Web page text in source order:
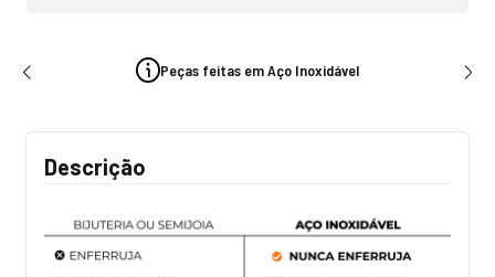
Peças feitas em Aço Inoxidável
Descrição